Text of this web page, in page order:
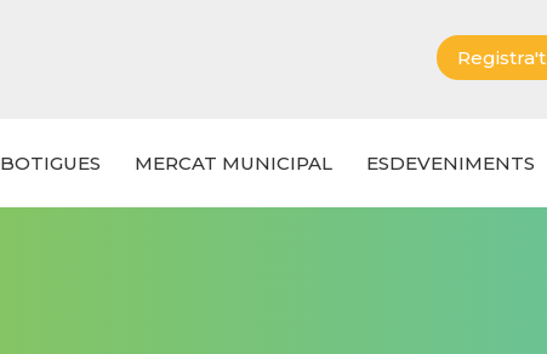
Registra't
BOTIGUES MERCAT MUNICIPAL ESDEVENIMENTS